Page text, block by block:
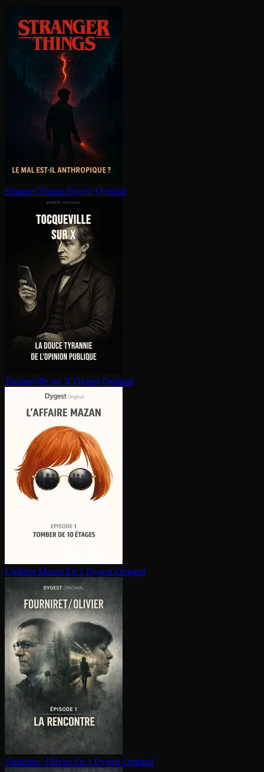
Stranger Things Dygest Original
Tocqueville sur X Dygest Original
L'affaire Mazan Ep.1 Dygest Original
Fourniret / Olivier Ep.1 Dygest Original